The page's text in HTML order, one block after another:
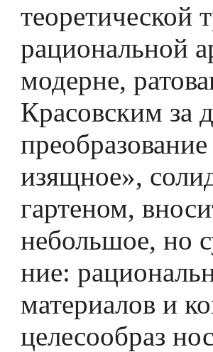
теоретической
рациональной
модерне,
Красовским за
изящное»,
гартеном,
небольшое, но
ние:
материалов и
целесообраз­